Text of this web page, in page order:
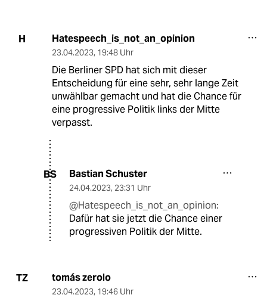
H Hatespeech_is_not_an_opinion
23.04.2023, 19:48 Uhr
Die Berliner SPD hat sich mit dieser
Entscheidung für eine sehr, sehr lange Zeit
unwählbar gemacht und hat die Chance für
eine progressive Politik links der Mitte
verpasst.
BS Bastian Schuster
24.04.2023, 23:31 Uhr
@Hatespeech_is_not_an_opinion:
Dafür hat sie jetzt die Chance einer
progressiven Politik der Mitte.
TZ tomás zerolo
23.04.2023, 19:46 Uhr